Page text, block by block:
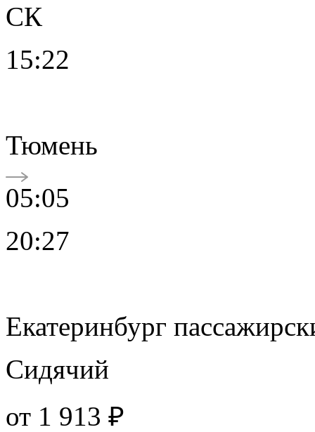
СК
15:22
Тюмень
05:05
20:27
Екатеринбург
Сидячий
от 1 913 ₽